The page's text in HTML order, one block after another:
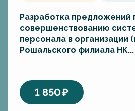
Разработка предложений
совершенствованию
персонала в организации
Рошальского филиала НК...
1 850₽